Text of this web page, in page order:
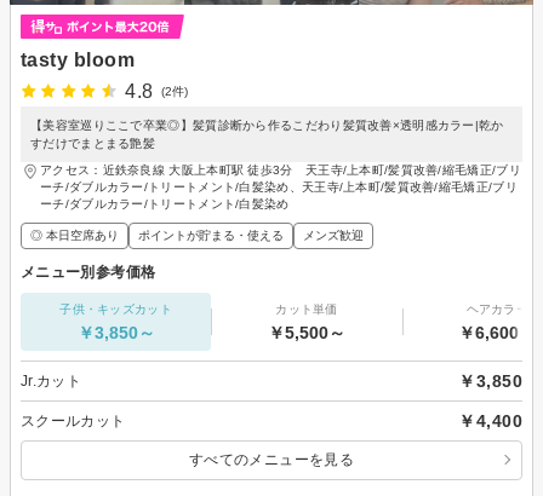
tasty bloom
4.8
(2件)
【美容室巡りここで卒業◎】髪質診断から作るこだわり髪質改善×透明感カラー|乾か
すだけでまとまる艶髪
アクセス：近鉄奈良線 大阪上本町駅 徒歩3分 天王寺/上本町/髪質改善/縮毛矯正/ブリ
ーチ/ダブルカラー/トリートメント/白髪染め、天王寺/上本町/髪質改善/縮毛矯正/ブリ
ーチ/ダブルカラー/トリートメント/白髪染め
◎ 本日空席あり ポイントが貯まる・使える メンズ歓迎
メニュー別参考価格
子供・キッズカット
￥3,850～
カット単価
￥5,500～
ヘアカラー
￥6,600～
Jr.カット ￥3,850
スクールカット ￥4,400
すべてのメニューを見る